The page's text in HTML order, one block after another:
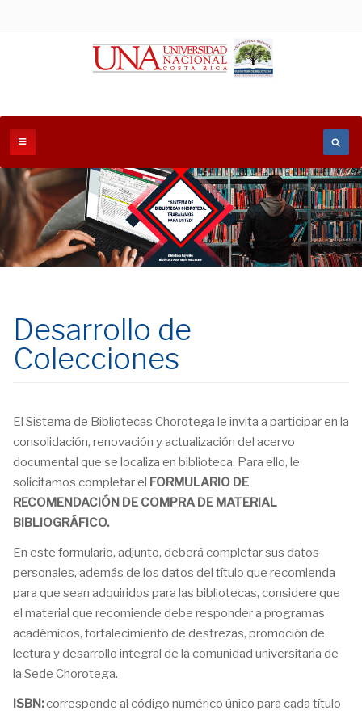
Desarrollo de
Colecciones
El Sistema de Bibliotecas Chorotega le invita a participar en la
consolidación, renovación y actualización del acervo
documental que se localiza en biblioteca. Para ello, le
solicitamos completar el FORMULARIO DE
RECOMENDACIÓN DE COMPRA DE MATERIAL
BIBLIOGRÁFICO.
En este formulario, adjunto, deberá completar sus datos
personales, además de los datos del título que recomienda
para que sean adquiridos para las bibliotecas, considere que
el material que recomiende debe responder a programas
académicos, fortalecimiento de destrezas, promoción de
lectura y desarrollo integral de la comunidad universitaria de
la Sede Chorotega.
ISBN:corresponde al código numérico único para cada título